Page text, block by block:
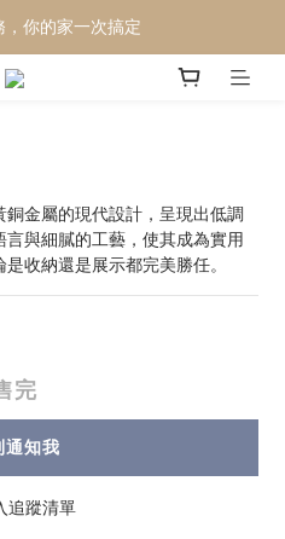
發三萬有找
，你的家一次搞定
發三萬有找
金屬的現代設計，呈現出低調
與細膩的工藝，使其成為實用
收納還是展示都完美勝任。
完
通知我
追蹤清單